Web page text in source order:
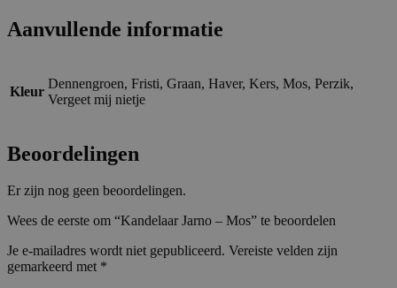
Aanvullende informatie
Kleur
Dennengroen, Fristi, Graan, Haver, Kers, Mos, Perzik,
Vergeet mij nietje
Beoordelingen
Er zijn nog geen beoordelingen.
Wees de eerste om “Kandelaar Jarno – Mos” te beoordelen
Je e-mailadres wordt niet gepubliceerd. Vereiste velden zijn
gemarkeerd met *